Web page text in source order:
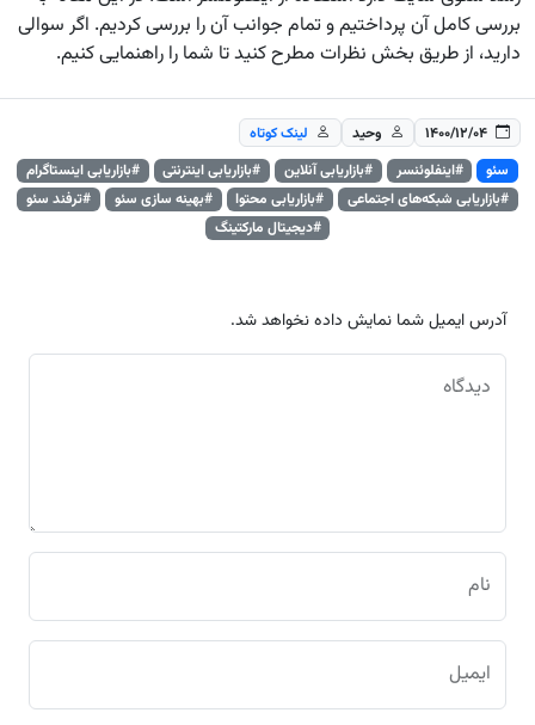
بررسی کامل آن پرداختیم و تمام جوانب آن را بررسی کردیم. اگر سوالی
دارید، از طریق بخش نظرات مطرح کنید تا شما را راهنمایی کنیم.
۱۴۰۰/۱۲/۰۴ وحید
لینک کوتاه
سئو
#اینفلوئنسر #بازاریابی آنلاین #بازاریابی اینترنتی
#بازاریابی اینستاگرام
#بازاریابی شبکه‌های اجتماعی
#بازاریابی محتوا #بهینه سازی سئو
#ترفند سئو
#دیجیتال مارکتینگ
آدرس ایمیل شما نمایش داده نخواهد شد.
دیدگاه
نام
ایمیل